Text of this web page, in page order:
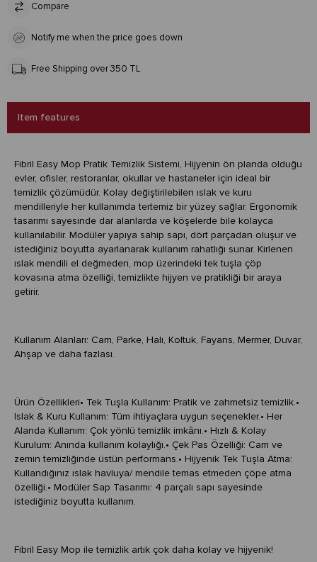
Compare
Notify me when the price goes down
Free Shipping over 350 TL
Item features
Fibril Easy Mop Pratik Temizlik Sistemi, Hijyenin ön planda olduğu
evler, ofisler, restoranlar, okullar ve hastaneler için ideal bir
temizlik çözümüdür. Kolay değiştirilebilen ıslak ve kuru
mendilleriyle her kullanımda tertemiz bir yüzey sağlar. Ergonomik
tasarımı sayesinde dar alanlarda ve köşelerde bile kolayca
kullanılabilir. Modüler yapıya sahip sapı, dört parçadan oluşur ve
istediğiniz boyutta ayarlanarak kullanım rahatlığı sunar. Kirlenen
ıslak mendili el değmeden, mop üzerindeki tek tuşla çöp
kovasına atma özelliği, temizlikte hijyen ve pratikliği bir araya
getirir.
Kullanım Alanları: Cam, Parke, Halı, Koltuk, Fayans, Mermer, Duvar,
Ahşap ve daha fazlası.
Ürün Özellikleri• Tek Tuşla Kullanım: Pratik ve zahmetsiz temizlik.•
Islak & Kuru Kullanım: Tüm ihtiyaçlara uygun seçenekler.• Her
Alanda Kullanım: Çok yönlü temizlik imkȃnı.• Hızlı & Kolay
Kurulum: Anında kullanım kolaylığı.• Çek Pas Özelliği: Cam ve
zemin temizliğinde üstün performans.• Hijyenik Tek Tuşla Atma:
Kullandığınız ıslak havluya/ mendile temas etmeden çöpe atma
özelliği.• Modüler Sap Tasarımı: 4 parçalı sapı sayesinde
istediğiniz boyutta kullanım.
Fibril Easy Mop ile temizlik artık çok daha kolay ve hijyenik!